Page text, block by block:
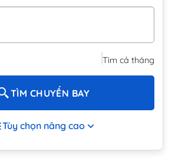
Tìm cả tháng
TÌM CHUYẾN BAY
Tùy chọn nâng cao